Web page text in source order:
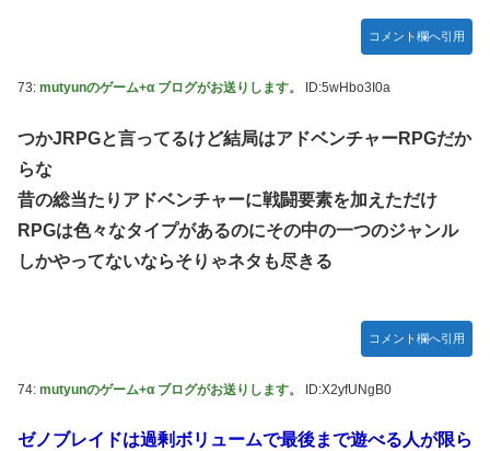
コメント欄へ引用
73: mutyunのゲーム+α ブログがお送りします。 ID:5wHbo3I0a
つかJRPGと言ってるけど結局はアドベンチャーRPGだか
らな
昔の総当たりアドベンチャーに戦闘要素を加えただけ
RPGは色々なタイプがあるのにその中の一つのジャンル
しかやってないならそりゃネタも尽きる
コメント欄へ引用
74: mutyunのゲーム+α ブログがお送りします。 ID:X2yfUNgB0
ゼノブレイドは過剰ボリュームで最後まで遊べる人が限ら